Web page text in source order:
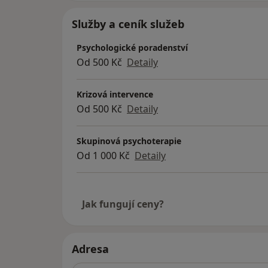
Neplýtvejte zbytečně energií trápením a
problémy sami, můžeme se na ně
Je škoda nechat věci dojít do krajních mezí.
Setkání mohou probíhat i anonymně.
Za dohodnutých podmínek lze vyjímečně
např. v případě omezené mobility klienta
onemocnění a pod.
Služby a ceník služeb
Psychologické poradenství
Od 500 Kč Detaily
Krizová intervence
Od 500 Kč Detaily
Skupinová psychoterapie
Od 1 000 Kč Detaily
Jak fungují ceny?
Adresa